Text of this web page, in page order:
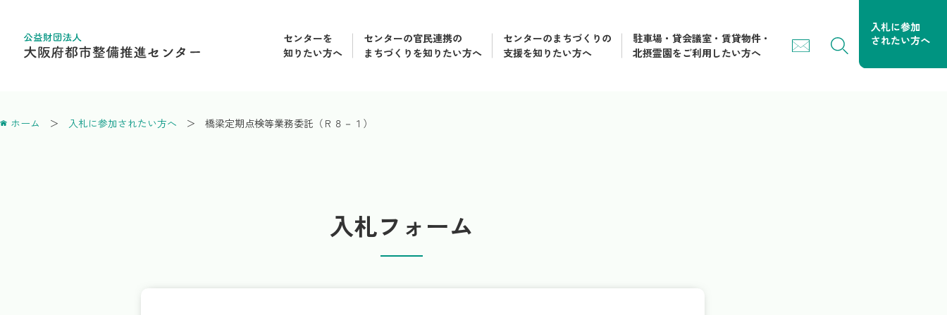
センターを
知りたい方へ
センターの官民連携の
まちづくりを知りたい方へ
センターのまちづくりの
支援を知りたい方へ
駐車場・貸会議室・賃貸物件・
北摂霊園をご利用したい方へ
ホーム 入札に参加されたい方へ 橋梁定期点検等業務委託（Ｒ８－１）
入札フォーム